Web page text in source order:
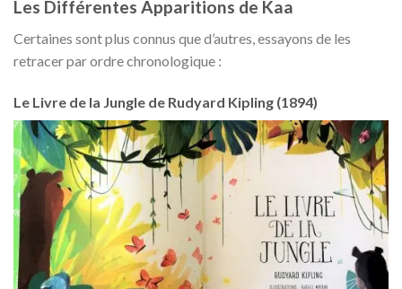
Les Différentes Apparitions de Kaa
Certaines sont plus connus que d’autres, essayons de les
retracer par ordre chronologique :
Le Livre de la Jungle de Rudyard Kipling (1894)